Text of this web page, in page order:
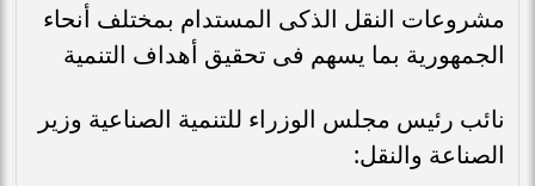
مشروعات النقل الذكى المستدام بمختلف أنحاء
الجمهورية بما يسهم فى تحقيق أهداف التنمية
نائب رئيس مجلس الوزراء للتنمية الصناعية وزير
الصناعة والنقل: